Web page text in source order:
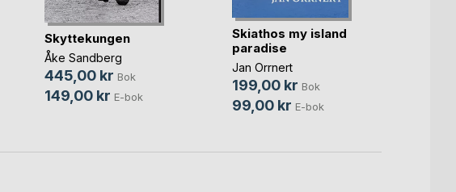
Skyttekungen
Åke Sandberg
445,00 kr Bok
149,00 kr E-bok
Skiathos my island
paradise
Jan Orrnert
199,00 kr Bok
99,00 kr E-bok